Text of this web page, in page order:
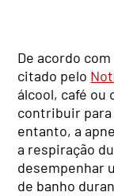
De acordo
citado pelo
álcool, café ou
contribuir
entanto, a
a respiração
desempenhar
de banho